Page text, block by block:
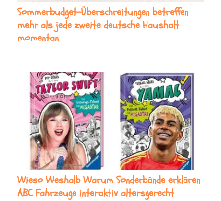
Sommerbudget-Überschreitungen betreffen
mehr als jede zweite deutsche Haushalt
momentan
Wieso Weshalb Warum Sonderbände erklären
ABC Fahrzeuge interaktiv altersgerecht